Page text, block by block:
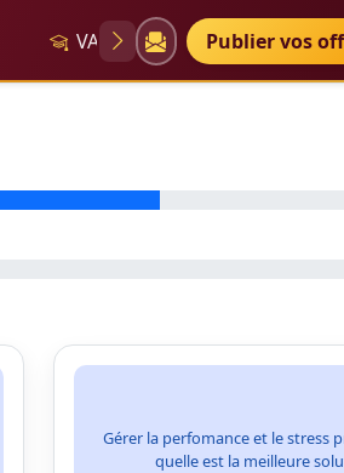
VAE Diplômes
Publier vos
Gérer la perfomance et le stress
quelle est la meilleure